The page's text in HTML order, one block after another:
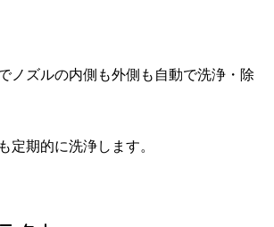
ノズルの内側も外側も自動で洗浄・除
定期的に洗浄します。